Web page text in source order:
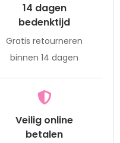
14 dagen
bedenktijd
Gratis retourneren
binnen 14 dagen
Veilig online
betalen